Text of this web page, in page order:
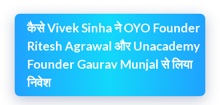
कैसे Vivek Sinha ने OYO Founder
Ritesh Agrawal और Unacademy
Founder Gaurav Munjal से लिया
निवेश